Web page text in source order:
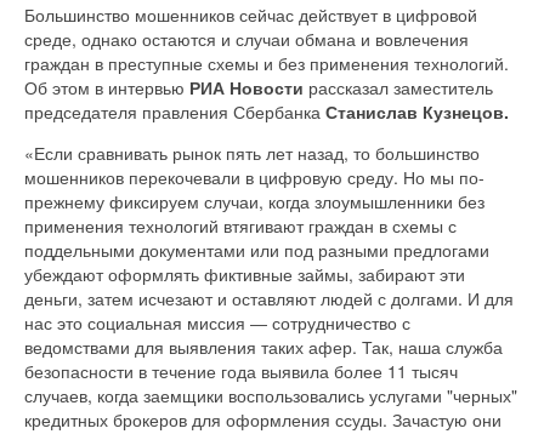
Большинство мошенников сейчас действует в цифровой
среде, однако остаются и случаи обмана и вовлечения
граждан в преступные схемы и без применения технологий.
Об этом в интервью РИА Новости рассказал заместитель
председателя правления Сбербанка Станислав Кузнецов.
«Если сравнивать рынок пять лет назад, то большинство
мошенников перекочевали в цифровую среду. Но мы по-
прежнему фиксируем случаи, когда злоумышленники без
применения технологий втягивают граждан в схемы с
поддельными документами или под разными предлогами
убеждают оформлять фиктивные займы, забирают эти
деньги, затем исчезают и оставляют людей с долгами. И для
нас это социальная миссия ― сотрудничество с
ведомствами для выявления таких афер. Так, наша служба
безопасности в течение года выявила более 11 тысяч
случаев, когда заемщики воспользовались услугами "черных"
кредитных брокеров для оформления ссуды. Зачастую они